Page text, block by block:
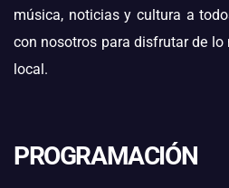
música, noticias y cultura a
con nosotros para disfrutar de lo
local.
PROGRAMACIÓN